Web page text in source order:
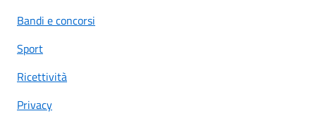
Bandi e concorsi
Sport
Ricettività
Privacy